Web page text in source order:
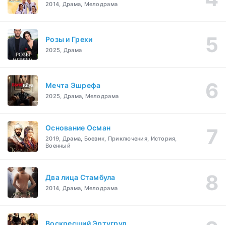
2014, Драма, Мелодрама
Розы и Грехи
2025, Драма
Мечта Эшрефа
2025, Драма, Мелодрама
Основание Осман
2019, Драма, Боевик, Приключения, История,
Военный
Два лица Стамбула
2014, Драма, Мелодрама